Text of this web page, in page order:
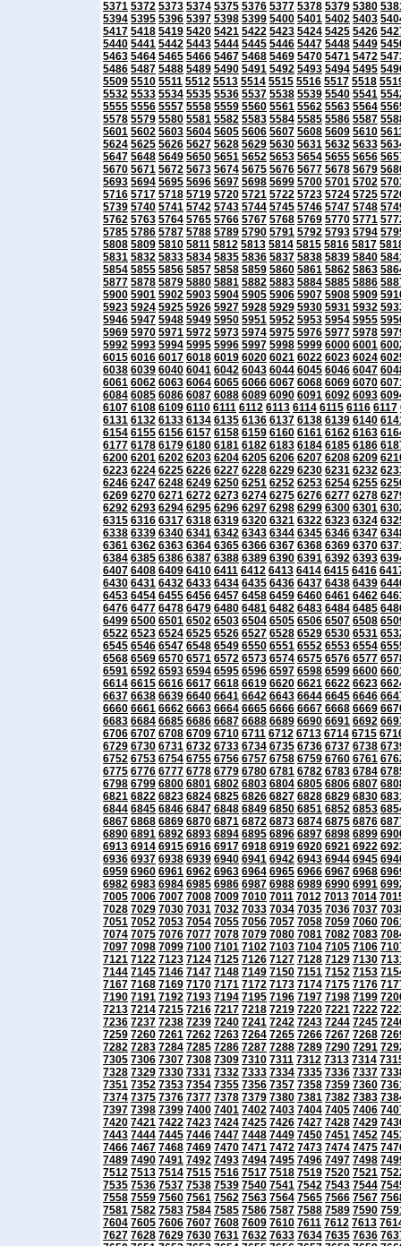
5371 5372 5373 5374 5375 5376 5377 5378 5379 5380
5394 5395 5396 5397 5398 5399 5400 5401 5402 5403
5417 5418 5419 5420 5421 5422 5423 5424 5425 5426
5440 5441 5442 5443 5444 5445 5446 5447 5448 5449
5463 5464 5465 5466 5467 5468 5469 5470 5471 5472
5486 5487 5488 5489 5490 5491 5492 5493 5494 5495
5509 5510 5511 5512 5513 5514 5515 5516 5517 5518
5532 5533 5534 5535 5536 5537 5538 5539 5540 5541
5555 5556 5557 5558 5559 5560 5561 5562 5563 5564
5578 5579 5580 5581 5582 5583 5584 5585 5586 5587
5601 5602 5603 5604 5605 5606 5607 5608 5609 5610
5624 5625 5626 5627 5628 5629 5630 5631 5632 5633
5647 5648 5649 5650 5651 5652 5653 5654 5655 5656
5670 5671 5672 5673 5674 5675 5676 5677 5678 5679
5693 5694 5695 5696 5697 5698 5699 5700 5701 5702
5716 5717 5718 5719 5720 5721 5722 5723 5724 5725
5739 5740 5741 5742 5743 5744 5745 5746 5747 5748
5762 5763 5764 5765 5766 5767 5768 5769 5770 5771
5785 5786 5787 5788 5789 5790 5791 5792 5793 5794
5808 5809 5810 5811 5812 5813 5814 5815 5816 5817
5831 5832 5833 5834 5835 5836 5837 5838 5839 5840
5854 5855 5856 5857 5858 5859 5860 5861 5862 5863
5877 5878 5879 5880 5881 5882 5883 5884 5885 5886
5900 5901 5902 5903 5904 5905 5906 5907 5908 5909
5923 5924 5925 5926 5927 5928 5929 5930 5931 5932
5946 5947 5948 5949 5950 5951 5952 5953 5954 5955
5969 5970 5971 5972 5973 5974 5975 5976 5977 5978
5992 5993 5994 5995 5996 5997 5998 5999 6000 6001
6015 6016 6017 6018 6019 6020 6021 6022 6023 6024
6038 6039 6040 6041 6042 6043 6044 6045 6046 6047
6061 6062 6063 6064 6065 6066 6067 6068 6069 6070
6084 6085 6086 6087 6088 6089 6090 6091 6092 6093
6107 6108 6109 6110 6111 6112 6113 6114 6115 6116 6117
6131 6132 6133 6134 6135 6136 6137 6138 6139 6140
6154 6155 6156 6157 6158 6159 6160 6161 6162 6163
6177 6178 6179 6180 6181 6182 6183 6184 6185 6186
6200 6201 6202 6203 6204 6205 6206 6207 6208 6209
6223 6224 6225 6226 6227 6228 6229 6230 6231 6232
6246 6247 6248 6249 6250 6251 6252 6253 6254 6255
6269 6270 6271 6272 6273 6274 6275 6276 6277 6278
6292 6293 6294 6295 6296 6297 6298 6299 6300 6301
6315 6316 6317 6318 6319 6320 6321 6322 6323 6324
6338 6339 6340 6341 6342 6343 6344 6345 6346 6347
6361 6362 6363 6364 6365 6366 6367 6368 6369 6370
6384 6385 6386 6387 6388 6389 6390 6391 6392 6393
6407 6408 6409 6410 6411 6412 6413 6414 6415 6416
6430 6431 6432 6433 6434 6435 6436 6437 6438 6439
6453 6454 6455 6456 6457 6458 6459 6460 6461 6462
6476 6477 6478 6479 6480 6481 6482 6483 6484 6485
6499 6500 6501 6502 6503 6504 6505 6506 6507 6508
6522 6523 6524 6525 6526 6527 6528 6529 6530 6531
6545 6546 6547 6548 6549 6550 6551 6552 6553 6554
6568 6569 6570 6571 6572 6573 6574 6575 6576 6577
6591 6592 6593 6594 6595 6596 6597 6598 6599 6600
6614 6615 6616 6617 6618 6619 6620 6621 6622 6623
6637 6638 6639 6640 6641 6642 6643 6644 6645 6646
6660 6661 6662 6663 6664 6665 6666 6667 6668 6669
6683 6684 6685 6686 6687 6688 6689 6690 6691 6692
6706 6707 6708 6709 6710 6711 6712 6713 6714 6715
6729 6730 6731 6732 6733 6734 6735 6736 6737 6738
6752 6753 6754 6755 6756 6757 6758 6759 6760 6761
6775 6776 6777 6778 6779 6780 6781 6782 6783 6784
6798 6799 6800 6801 6802 6803 6804 6805 6806 6807
6821 6822 6823 6824 6825 6826 6827 6828 6829 6830
6844 6845 6846 6847 6848 6849 6850 6851 6852 6853
6867 6868 6869 6870 6871 6872 6873 6874 6875 6876
6890 6891 6892 6893 6894 6895 6896 6897 6898 6899
6913 6914 6915 6916 6917 6918 6919 6920 6921 6922
6936 6937 6938 6939 6940 6941 6942 6943 6944 6945
6959 6960 6961 6962 6963 6964 6965 6966 6967 6968
6982 6983 6984 6985 6986 6987 6988 6989 6990 6991
7005 7006 7007 7008 7009 7010 7011 7012 7013 7014
7028 7029 7030 7031 7032 7033 7034 7035 7036 7037
7051 7052 7053 7054 7055 7056 7057 7058 7059 7060
7074 7075 7076 7077 7078 7079 7080 7081 7082 7083
7097 7098 7099 7100 7101 7102 7103 7104 7105 7106
7121 7122 7123 7124 7125 7126 7127 7128 7129 7130
7144 7145 7146 7147 7148 7149 7150 7151 7152 7153
7167 7168 7169 7170 7171 7172 7173 7174 7175 7176
7190 7191 7192 7193 7194 7195 7196 7197 7198 7199
7213 7214 7215 7216 7217 7218 7219 7220 7221 7222
7236 7237 7238 7239 7240 7241 7242 7243 7244 7245
7259 7260 7261 7262 7263 7264 7265 7266 7267 7268
7282 7283 7284 7285 7286 7287 7288 7289 7290 7291
7305 7306 7307 7308 7309 7310 7311 7312 7313 7314
7328 7329 7330 7331 7332 7333 7334 7335 7336 7337
7351 7352 7353 7354 7355 7356 7357 7358 7359 7360
7374 7375 7376 7377 7378 7379 7380 7381 7382 7383
7397 7398 7399 7400 7401 7402 7403 7404 7405 7406
7420 7421 7422 7423 7424 7425 7426 7427 7428 7429
7443 7444 7445 7446 7447 7448 7449 7450 7451 7452
7466 7467 7468 7469 7470 7471 7472 7473 7474 7475
7489 7490 7491 7492 7493 7494 7495 7496 7497 7498
7512 7513 7514 7515 7516 7517 7518 7519 7520 7521
7535 7536 7537 7538 7539 7540 7541 7542 7543 7544
7558 7559 7560 7561 7562 7563 7564 7565 7566 7567
7581 7582 7583 7584 7585 7586 7587 7588 7589 7590
7604 7605 7606 7607 7608 7609 7610 7611 7612 7613
7627 7628 7629 7630 7631 7632 7633 7634 7635 7636